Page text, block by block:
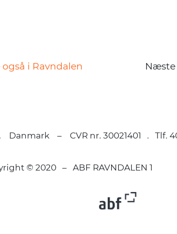
i Ravndalen
Danmark – CVR nr. 30021401 . Tlf.
© 2020 – ABF RAVNDALEN 1